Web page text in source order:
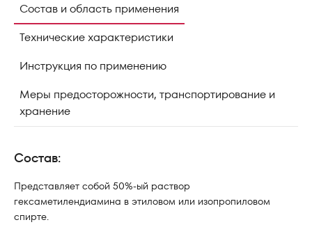
Состав и область применения
Технические характеристики
Инструкция по применению
Меры предосторожности, транспортирование и
хранение
Состав:
Представляет собой 50%-ый раствор
гексаметилендиамина в этиловом или изопропиловом
спирте.